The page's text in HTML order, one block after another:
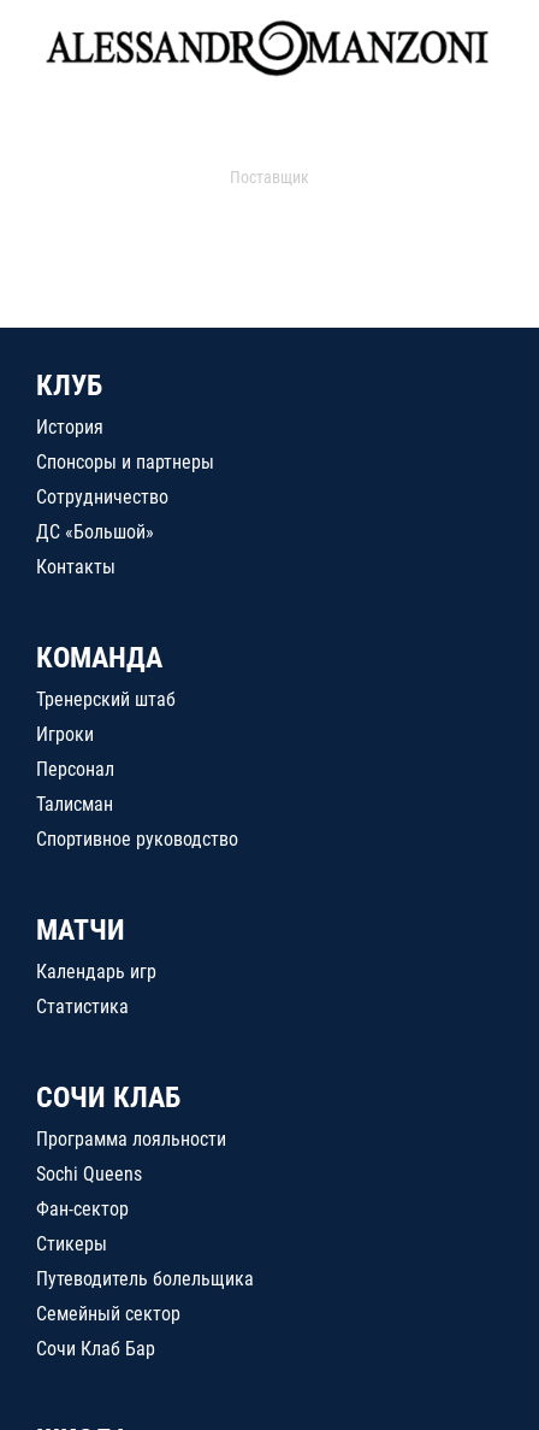
Поставщик
КЛУБ
История
Спонсоры и партнеры
Сотрудничество
ДС «Большой»
Контакты
КОМАНДА
Тренерский штаб
Игроки
Персонал
Талисман
Спортивное руководство
МАТЧИ
Календарь игр
Статистика
СОЧИ КЛАБ
Программа лояльности
Sochi Queens
Фан-сектор
Стикеры
Путеводитель болельщика
Семейный сектор
Сочи Клаб Бар